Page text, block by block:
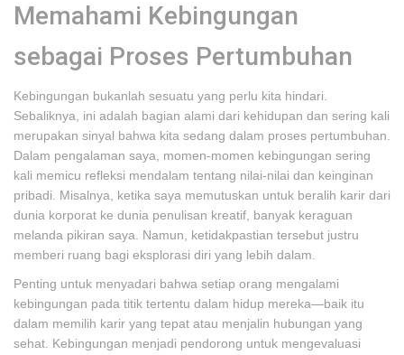
Memahami Kebingungan
sebagai Proses Pertumbuhan
Kebingungan bukanlah sesuatu yang perlu kita hindari.
Sebaliknya, ini adalah bagian alami dari kehidupan dan sering kali
merupakan sinyal bahwa kita sedang dalam proses pertumbuhan.
Dalam pengalaman saya, momen-momen kebingungan sering
kali memicu refleksi mendalam tentang nilai-nilai dan keinginan
pribadi. Misalnya, ketika saya memutuskan untuk beralih karir dari
dunia korporat ke dunia penulisan kreatif, banyak keraguan
melanda pikiran saya. Namun, ketidakpastian tersebut justru
memberi ruang bagi eksplorasi diri yang lebih dalam.
Penting untuk menyadari bahwa setiap orang mengalami
kebingungan pada titik tertentu dalam hidup mereka—baik itu
dalam memilih karir yang tepat atau menjalin hubungan yang
sehat. Kebingungan menjadi pendorong untuk mengevaluasi